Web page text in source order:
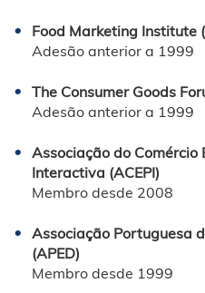
Food Marketing Institute
Adesão anterior a 1999
The Consumer Goods
Adesão anterior a 1999
Associação do Comércio
Interactiva (ACEPI)
Membro desde 2008
Associação Portuguesa
(APED)
Membro desde 1999